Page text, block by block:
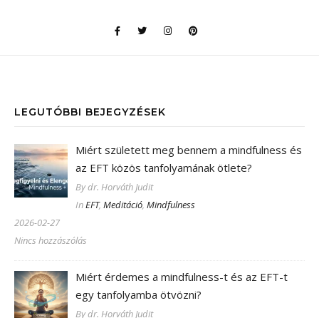
LEGUTÓBBI BEJEGYZÉSEK
Miért született meg bennem a mindfulness és
az EFT közös tanfolyamának ötlete?
By dr. Horváth Judit
InEFT,Meditáció,Mindfulness
2026-02-27
Nincs hozzászólás
Miért érdemes a mindfulness-t és az EFT-t
egy tanfolyamba ötvözni?
By dr. Horváth Judit